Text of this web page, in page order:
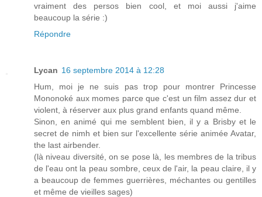
vraiment des persos bien cool, et moi aussi j'aime
beaucoup la série :)
Répondre
Lycan 16 septembre 2014 à 12:28
Hum, moi je ne suis pas trop pour montrer Princesse
Mononoké aux momes parce que c'est un film assez dur et
violent, à réserver aux plus grand enfants quand même.
Sinon, en animé qui me semblent bien, il y a Brisby et le
secret de nimh et bien sur l'excellente série animée Avatar,
the last airbender.
(là niveau diversité, on se pose là, les membres de la tribus
de l'eau ont la peau sombre, ceux de l'air, la peau claire, il y
a beaucoup de femmes guerrières, méchantes ou gentilles
et même de vieilles sages)